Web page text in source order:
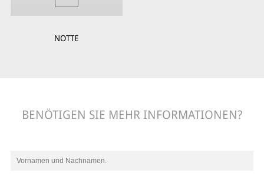
NOTTE
BENÖTIGEN SIE MEHR INFORMATIONEN?